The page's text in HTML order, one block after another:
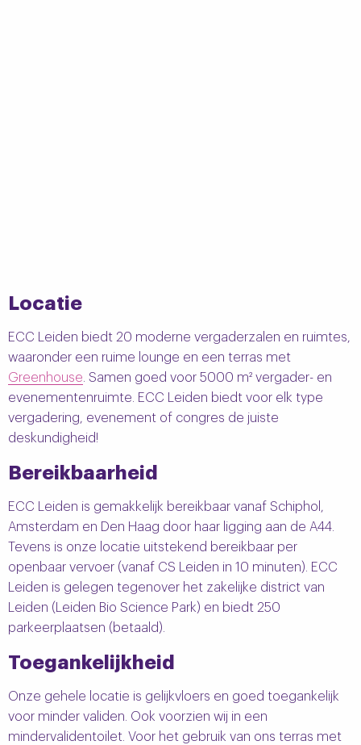
Locatie
ECC Leiden biedt 20 moderne vergaderzalen en ruimtes,
waaronder een ruime lounge en een terras met
Greenhouse . Samen goed voor 5000 m² vergader- en
evenementenruimte. ECC Leiden biedt voor elk type
vergadering, evenement of congres de juiste
deskundigheid!
Bereikbaarheid
ECC Leiden is gemakkelijk bereikbaar vanaf Schiphol,
Amsterdam en Den Haag door haar ligging aan de A44.
Tevens is onze locatie uitstekend bereikbaar per
openbaar vervoer (vanaf CS Leiden in 10 minuten). ECC
Leiden is gelegen tegenover het zakelijke district van
Leiden (Leiden Bio Science Park) en biedt 250
parkeerplaatsen (betaald).
Toegankelijkheid
Onze gehele locatie is gelijkvloers en goed toegankelijk
voor minder validen. Ook voorzien wij in een
mindervalidentoilet. Voor het gebruik van ons terras met